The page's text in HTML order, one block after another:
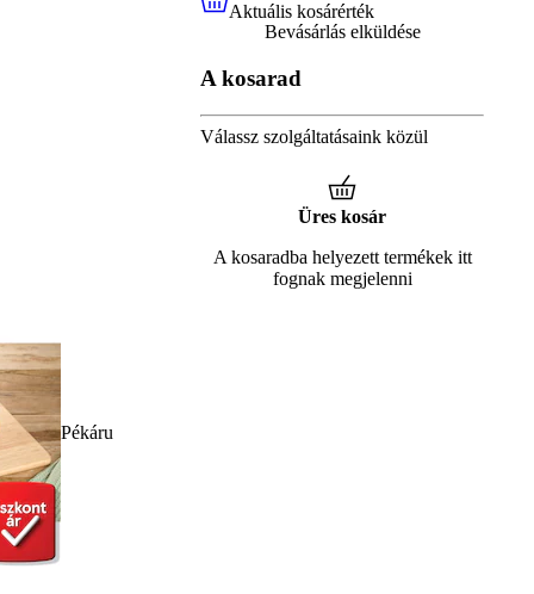
Pékáru
0 FtAktuális kosárérték
Aktuális kosárérték
Bevásárlás elküldése
A kosarad
Válassz szolgáltatásaink közül
Üres kosár
A kosaradba helyezett termékek itt
fognak megjelenni